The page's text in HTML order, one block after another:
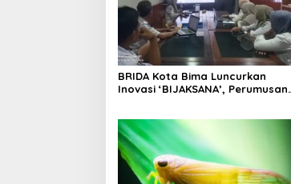
BRIDA Kota Bima Luncurkan
Inovasi ‘BIJAKSANA’, Perumusan